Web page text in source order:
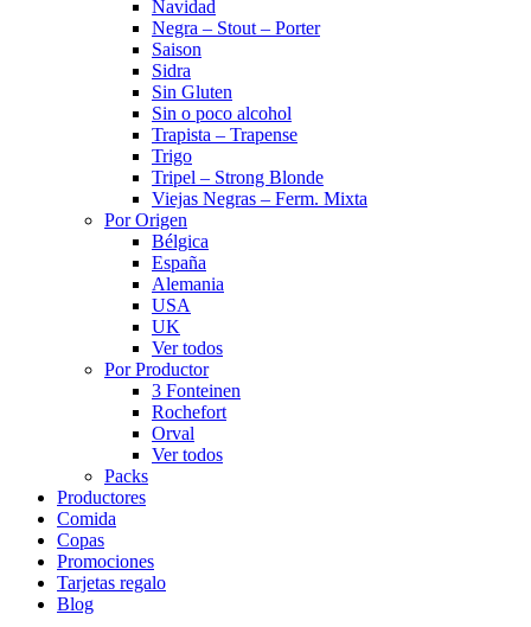
Navidad
Negra – Stout – Porter
Saison
Sidra
Sin Gluten
Sin o poco alcohol
Trapista – Trapense
Trigo
Tripel – Strong Blonde
Viejas Negras – Ferm. Mixta
Por Origen
Bélgica
España
Alemania
USA
UK
Ver todos
Por Productor
3 Fonteinen
Rochefort
Orval
Ver todos
Packs
Productores
Comida
Copas
Promociones
Tarjetas regalo
Blog